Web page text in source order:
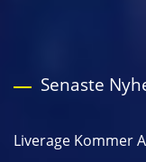
Senaste
Liverage Kommer